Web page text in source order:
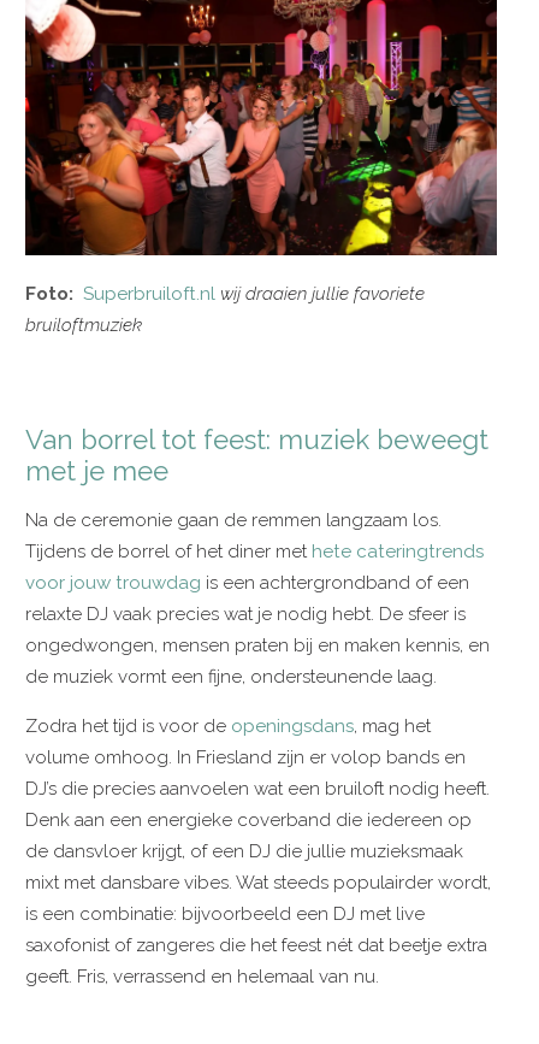
Foto: Superbruiloft.nl wij draaien jullie favoriete
bruiloftmuziek
Van borrel tot feest: muziek beweegt
met je mee
Na de ceremonie gaan de remmen langzaam los.
Tijdens de borrel of het diner met hete cateringtrends
voor jouw trouwdag is een achtergrondband of een
relaxte DJ vaak precies wat je nodig hebt. De sfeer is
ongedwongen, mensen praten bij en maken kennis, en
de muziek vormt een fijne, ondersteunende laag.
Zodra het tijd is voor de openingsdans, mag het
volume omhoog. In Friesland zijn er volop bands en
DJ’s die precies aanvoelen wat een bruiloft nodig heeft.
Denk aan een energieke coverband die iedereen op
de dansvloer krijgt, of een DJ die jullie muzieksmaak
mixt met dansbare vibes. Wat steeds populairder wordt,
is een combinatie: bijvoorbeeld een DJ met live
saxofonist of zangeres die het feest nét dat beetje extra
geeft. Fris, verrassend en helemaal van nu.